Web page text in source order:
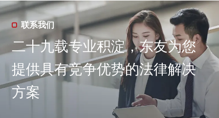
联系我们
二十九载专业积淀，东友为您
提供具有竞争优势的法律解决
方案